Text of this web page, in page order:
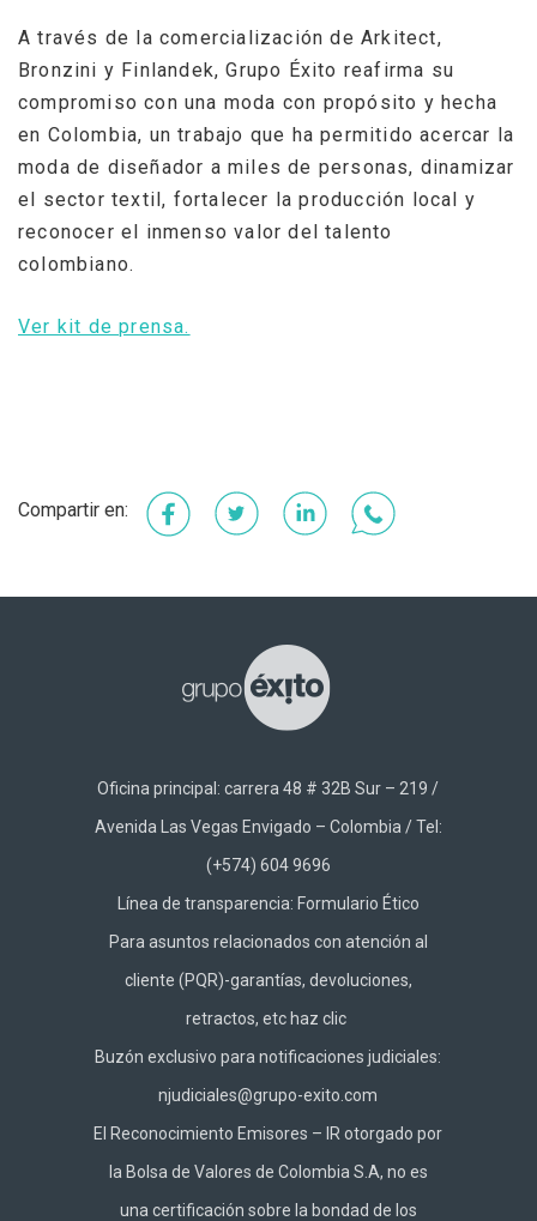
A través de la comercialización de Arkitect,
Bronzini y Finlandek, Grupo Éxito reafirma su
compromiso con una moda con propósito y hecha
en Colombia, un trabajo que ha permitido acercar la
moda de diseñador a miles de personas, dinamizar
el sector textil, fortalecer la producción local y
reconocer el inmenso valor del talento
colombiano.
Ver kit de prensa.
Facebook
TwitterLinkedInWhatsApp
Oficina principal: carrera 48 # 32B Sur – 219 /
Avenida Las Vegas Envigado – Colombia / Tel:
(+574) 604 9696
Línea de transparencia: Formulario Ético
Para asuntos relacionados con atención al
cliente (PQR)-garantías, devoluciones,
retractos, etc hazclic
Buzón exclusivo para notificaciones judiciales:
njudiciales@grupo-exito.com
El Reconocimiento Emisores – IR otorgado por
la Bolsa de Valores de Colombia S.A, no es
una certificación sobre la bondad de los